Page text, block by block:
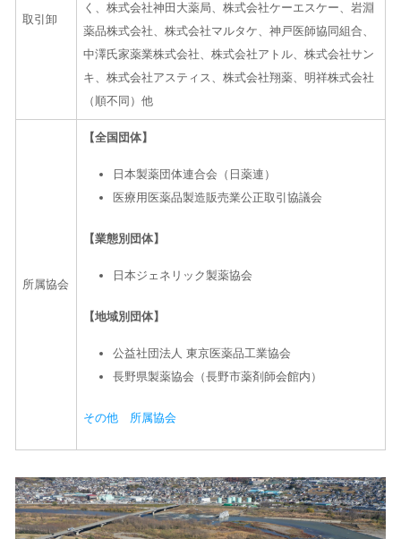
取引卸
く、株式会社神田大薬局、株式会社ケーエスケー、岩淵
薬品株式会社、株式会社マルタケ、神戸医師協同組合、
中澤氏家薬業株式会社、株式会社アトル、株式会社サン
キ、株式会社アスティス、株式会社翔薬、明祥株式会社
（順不同）他
所属協会
【全国団体】
日本製薬団体連合会（日薬連）
医療用医薬品製造販売業公正取引協議会
【業態別団体】
日本ジェネリック製薬協会
【地域別団体】
公益社団法人 東京医薬品工業協会
長野県製薬協会（長野市薬剤師会館内）
その他 所属協会